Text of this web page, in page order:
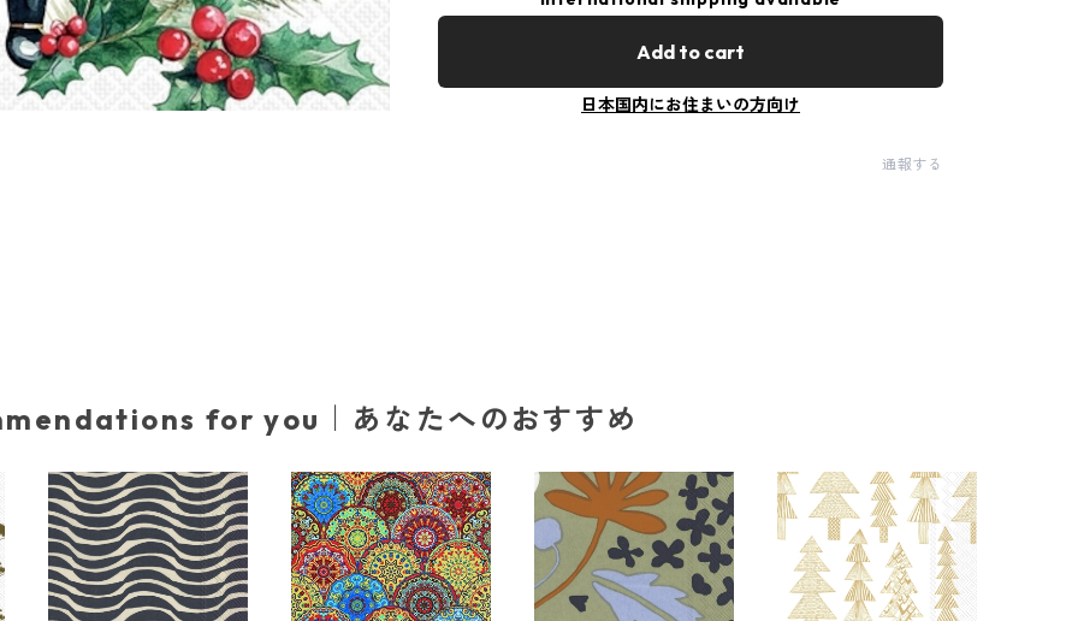
Add to cart
日本国内にお住まいの方向け
通報する
for you｜あなたへのおすすめ